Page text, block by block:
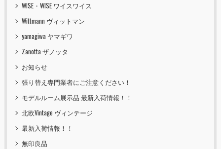
WISE・WISE ワイスワイス
Wittmann ヴィットマン
yamagiwa ヤマギワ
Zanotta ザノッタ
お知らせ
張り替え専門業者にご注意ください！
モデルルーム展示品 最新入荷情報！！
北欧Vintage ヴィンテージ
最新入荷情報！！
無印良品